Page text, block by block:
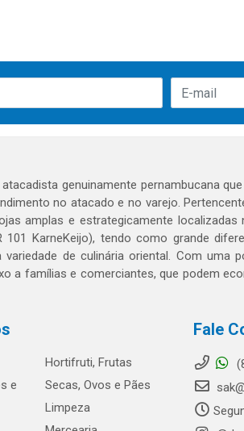
genuinamente pernambucana
no atacado e no varejo.
amplas e estrategicamente localizadas
101 KarneKeijo), tendo como grande
de culinária oriental. Com uma
a famílias e comerciantes, que podem
e
Hortifruti, Frutas
Secas, Ovos e Pães
Limpeza
Fale